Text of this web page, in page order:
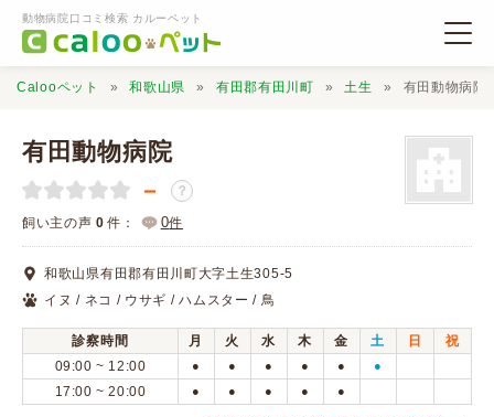
動物病院口コミ検索 カルーペット
動物病院検索
口コミ検索
Calooペットとは？
Calooペット 和歌山県 有田郡有田川町 土生 有田動物病院
有田動物病院
－ ？
飼い主の声 0 件： 0件
和歌山県有田郡有田川町大字土生305-5
イヌ / ネコ / ウサギ / ハムスター / 鳥
診察時間 月 火 水 木 金 土 日
祝
09:00 ~ 12:00
● ● ● ● ● ●
17:00 ~ 20:00 ● ● ● ● ●